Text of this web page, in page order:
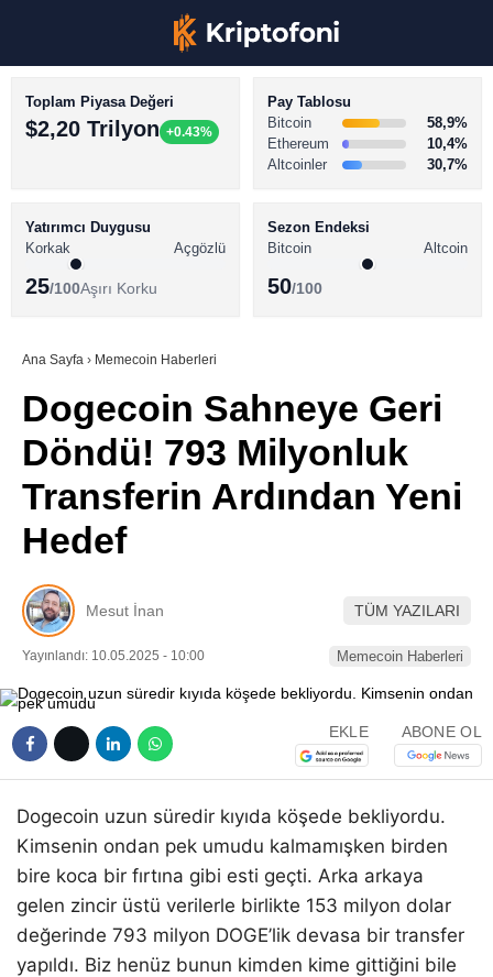
Youtube
TikTok
BİTCOİN HABERLERİ
ALTCOİN HABERLERİ
SÖZLÜK
Toplam Piyasa Değeri
$2,20 Trilyon +0.43%
Pay Tablosu
Bitcoin
58,9%
Ethereum
10,4%
Altcoinler
30,7%
Yatırımcı Duygusu
Korkak
Açgözlü
25/100Aşırı Korku
Sezon Endeksi
Bitcoin
Altcoin
50/100
Ana Sayfa › Memecoin Haberleri
Dogecoin Sahneye Geri
Döndü! 793 Milyonluk
Transferin Ardından Yeni
Hedef
Mesut İnan TÜM YAZILARI
Yayınlandı: 10.05.2025 - 10:00 Memecoin Haberleri
EKLE ABONE OL
Dogecoin uzun süredir kıyıda köşede bekliyordu.
Kimsenin ondan pek umudu kalmamışken birden
bire koca bir fırtına gibi esti geçti. Arka arkaya
gelen zincir üstü verilerle birlikte 153 milyon dolar
değerinde 793 milyon DOGE’lik devasa bir transfer
yapıldı. Biz henüz bunun kimden kime gittiğini bile